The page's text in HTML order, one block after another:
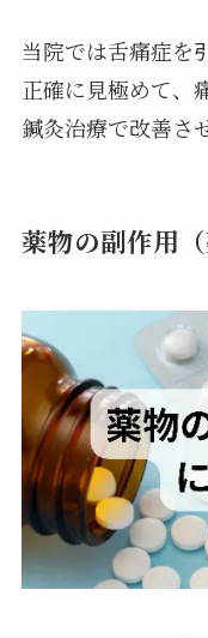
当院では舌痛症を
正確に見極めて、
鍼灸治療で改善さ
薬物の副作用